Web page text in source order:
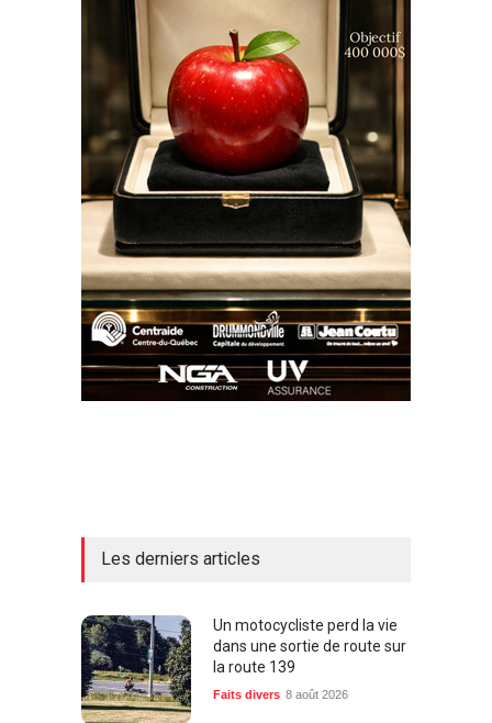
Les derniers articles
Un motocycliste perd la vie
dans une sortie de route sur
la route 139